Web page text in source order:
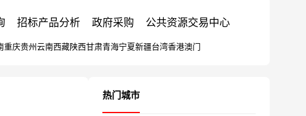
招标产品分析 政府采购 公共资源交易中心
重庆贵州 云南西藏陕西甘肃青海宁夏新疆台湾香港澳门
热门城市